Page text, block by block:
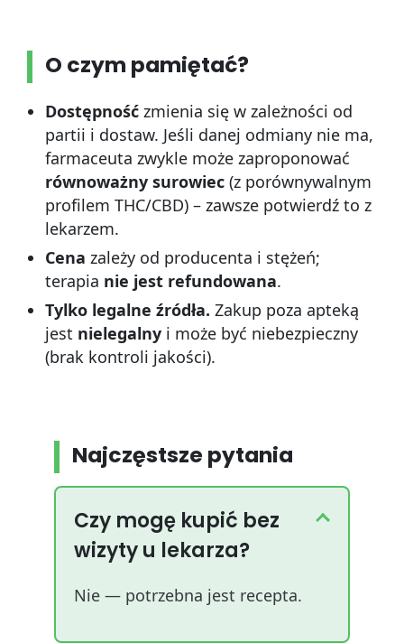
O czym pamiętać?
Dostępność zmienia się w zależności od
partii i dostaw. Jeśli danej odmiany nie ma,
farmaceuta zwykle może zaproponować
równoważny surowiec (z porównywalnym
profilem THC/CBD) – zawsze potwierdź to z
lekarzem.
Cena zależy od producenta i stężeń;
terapia nie jest refundowana.
Tylko legalne źródła. Zakup poza apteką
jest nielegalny i może być niebezpieczny
(brak kontroli jakości).
Najczęstsze pytania
Czy mogę kupić bez
wizyty u lekarza?
Nie — potrzebna jest recepta.